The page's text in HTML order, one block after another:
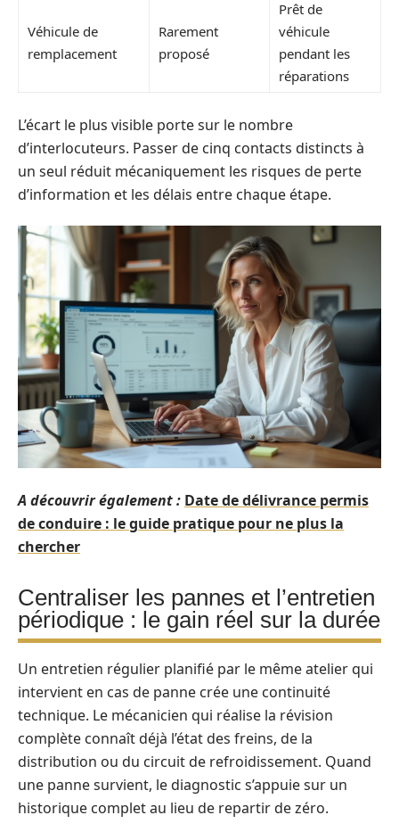
Véhicule de
remplacement
Rarement
proposé
Prêt de
véhicule
pendant les
réparations
L’écart le plus visible porte sur le nombre
d’interlocuteurs. Passer de cinq contacts distincts à
un seul réduit mécaniquement les risques de perte
d’information et les délais entre chaque étape.
A découvrir également : Date de délivrance permis
de conduire : le guide pratique pour ne plus la
chercher
Centraliser les pannes et l’entretien
périodique : le gain réel sur la durée
Un entretien régulier planifié par le même atelier qui
intervient en cas de panne crée une continuité
technique. Le mécanicien qui réalise la révision
complète connaît déjà l’état des freins, de la
distribution ou du circuit de refroidissement. Quand
une panne survient, le diagnostic s’appuie sur un
historique complet au lieu de repartir de zéro.